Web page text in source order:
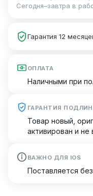
Сегодня–завтра в
Гарантия 12
ОПЛАТА
Наличными при
ГАРАНТИЯ
Товар новый,
активирован и не
ВАЖНО ДЛЯ IOS
Поставляется